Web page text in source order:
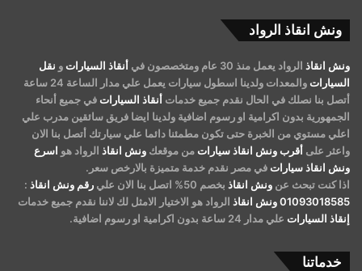
ونش انقاذ الرواد
ونش انقاذ الرواد يعمل منذ 30 عام ومتخصصون في أنقاذ السيارات و نقل
السيارات
والمعدات ولدينا اسطول سيارات يعمل علي مدار الساعة 24 ساعة
أتصل بنا نصلك في الحال نقدم جميع خدمات أنقاذ السيارات في جميع أنحاء
الجمهورية بدون اكرامية او رسوم اضافية ولدينا ايضا فريق سائقين مدرب علي
اعلي مستوي من الخبرة حتى تكون مطمئنا دائما علي سيارتك أتصل بنا الان
واعثر على أقرب ونش انقاذ سيارات من موقعك ونش انقاذ الرواد هو اسرع
ونش انقاذ سيارات في مصر نقدم خدمة متميزة بالارخص سعر.
اذا كنت تبحث عن ونش انقاذ بخصم 50% اتصل بنا الان علي رقم ونش انقاذ :
01093018585ونش انقاذ الرواد هو الاختيار الامثل لك لاننا نقدم جميع خدمات
إنقاذ السيارات علي مدار 24 ساعة بدون اكرامية او رسوم اضافية.
خدماتنا